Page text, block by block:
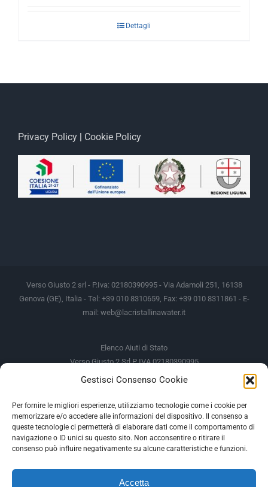
Gestisci Consenso Cookie
Per fornire le migliori esperienze, utilizziamo tecnologie come i cookie per
memorizzare e/o accedere alle informazioni del dispositivo. Il consenso a
queste tecnologie ci permetterà di elaborare dati come il comportamento di
navigazione o ID unici su questo sito. Non acconsentire o ritirare il
consenso può influire negativamente su alcune caratteristiche e funzioni.
Accetta
Dettagli
Privacy Policy Cookie Policy
Verso Giusto 2 srl - P.Iva: 02180390995 - Via Adamoli 251, 16138
Genova (GE), Italia - Tel: +39 010 8310659, Fax: +39 010 8311861 - E-
mail: web@lacristallinawater.it
Elenco Aiuti di Stato
Verso Giusto 2 Srl P IVA 02180390995
Soggetto Erogante
Somma Incassata
Agenzia delle Entrate
49.338,00 €
Agenzia delle Entrate
49.338,00 €
M.I.S.E
935,34 €